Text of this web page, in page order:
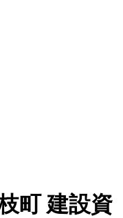
町 建設資